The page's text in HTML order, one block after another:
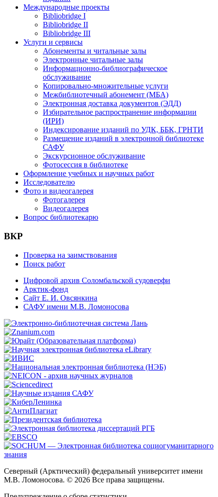
Международные проекты
Bibliobridge I
Bibliobridge II
Bibliobridge III
Услуги и сервисы
Абонементы и читальные залы
Электронные читальные залы
Информационно-библиографическое
обслуживание
Копировально-множительные услуги
Межбиблиотечный абонемент (МБА)
Электронная доставка документов (ЭДД)
Избирательное распространение информации
(ИРИ)
Индексирование изданий по УДК, ББК, ГРНТИ
Размещение изданий в электронной библиотеке
САФУ
Экскурсионное обслуживание
Фотосессия в библиотеке
Оформление учебных и научных работ
Исследователю
Фото и видеогалерея
Фотогалерея
Видеогалерея
Вопрос библиотекарю
ВКР
Проверка на заимствования
Поиск работ
Цифровой архив Соломбальской судоверфи
Арктик-фонд
Сайт Е. И. Овсянкина
САФУ имени М.В. Ломоносова
Северный (Арктический) федеральный университет имени
М.В. Ломоносова. © 2026 Все права защищены.